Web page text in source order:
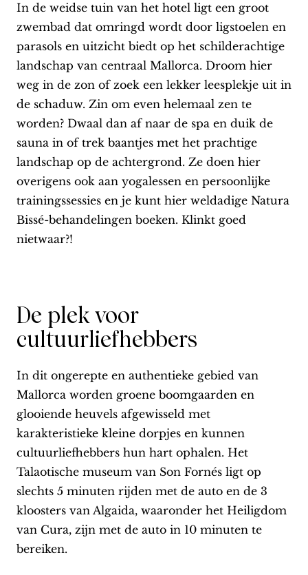
In de weidse tuin van het hotel ligt een groot
zwembad dat omringd wordt door ligstoelen en
parasols en uitzicht biedt op het schilderachtige
landschap van centraal Mallorca. Droom hier
weg in de zon of zoek een lekker leesplekje uit in
de schaduw. Zin om even helemaal zen te
worden? Dwaal dan af naar de spa en duik de
sauna in of trek baantjes met het prachtige
landschap op de achtergrond. Ze doen hier
overigens ook aan yogalessen en persoonlijke
trainingssessies en je kunt hier weldadige Natura
Bissé-behandelingen boeken. Klinkt goed
nietwaar?!
De plek voor
cultuurliefhebbers
In dit ongerepte en authentieke gebied van
Mallorca worden groene boomgaarden en
glooiende heuvels afgewisseld met
karakteristieke kleine dorpjes en kunnen
cultuurliefhebbers hun hart ophalen. Het
Talaotische museum van Son Fornés ligt op
slechts 5 minuten rijden met de auto en de 3
kloosters van Algaida, waaronder het Heiligdom
van Cura, zijn met de auto in 10 minuten te
bereiken.